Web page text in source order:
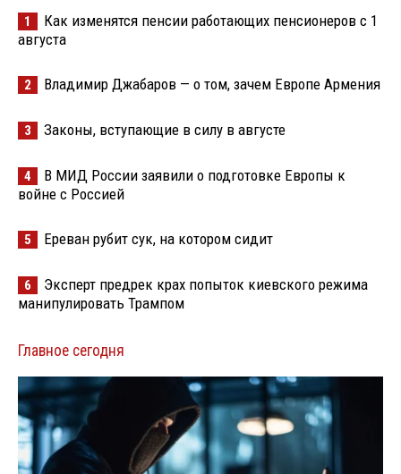
1
Как изменятся пенсии работающих пенсионеров с 1
августа
2 Владимир Джабаров — о том, зачем Европе Армения
3 Законы, вступающие в силу в августе
4
В МИД России заявили о подготовке Европы к
войне с Россией
5 Ереван рубит сук, на котором сидит
6
Эксперт предрек крах попыток киевского режима
манипулировать Трампом
Главное сегодня